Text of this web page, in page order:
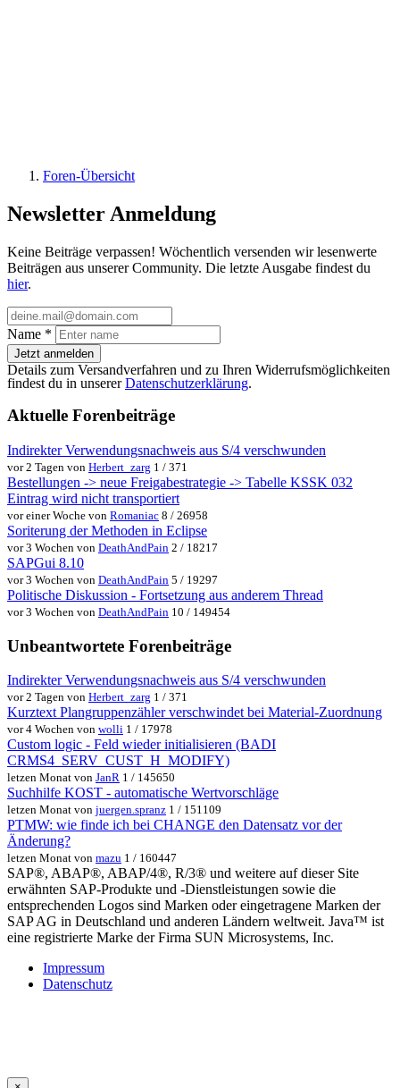
Foren-Übersicht
Newsletter Anmeldung
Keine Beiträge verpassen! Wöchentlich versenden wir lesenwerte
Beiträgen aus unserer Community. Die letzte Ausgabe findest du
hier.
Name *
Jetzt anmelden
Details zum Versandverfahren und zu Ihren Widerrufsmöglichkeiten
findest du in unsererDatenschutzerklärung.
Aktuelle Forenbeiträge
Indirekter Verwendungsnachweis aus S/4 verschwunden
vor 2 Tagen von Herbert_zarg 1 / 371
Bestellungen -> neue Freigabestrategie -> Tabelle KSSK 032
Eintrag wird nicht transportiert
vor einer Woche von Romaniac 8 / 26958
Soriterung der Methoden in Eclipse
vor 3 Wochen von DeathAndPain 2 / 18217
SAPGui 8.10
vor 3 Wochen von DeathAndPain 5 / 19297
Politische Diskussion - Fortsetzung aus anderem Thread
vor 3 Wochen von DeathAndPain 10 / 149454
Unbeantwortete Forenbeiträge
Indirekter Verwendungsnachweis aus S/4 verschwunden
vor 2 Tagen von Herbert_zarg 1 / 371
Kurztext Plangruppenzähler verschwindet bei Material-Zuordnung
vor 4 Wochen von wolli 1 / 17978
Custom logic - Feld wieder initialisieren (BADI
CRMS4_SERV_CUST_H_MODIFY)
letzen Monat von JanR 1 / 145650
Suchhilfe KOST - automatische Wertvorschläge
letzen Monat von juergen.spranz 1 / 151109
PTMW: wie finde ich bei CHANGE den Datensatz vor der
Änderung?
letzen Monat von mazu 1 / 160447
SAP®, ABAP®, ABAP/4®, R/3® und weitere auf dieser Site
erwähnten SAP-Produkte und -Dienstleistungen sowie die
entsprechenden Logos sind Marken oder eingetragene Marken der
SAP AG in Deutschland und anderen Ländern weltweit. Java™ ist
eine registrierte Marke der Firma SUN Microsystems, Inc.
Impressum
Datenschutz